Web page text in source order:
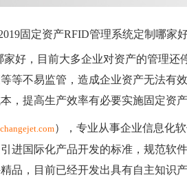
2019固定资产RFID管理系统定制哪家
家好，目前大多企业对资产的管理
等不易监管，造成企业资产无法有
，提高生产效率有必要实施固定资产
），专业从事企业信息化
进国际化产品开发的标准，规范软
品，目前已经开发出具有自主知识